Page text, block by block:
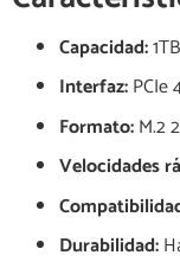
Capacidad:1TB
Interfaz:PCIe
Formato:M.2
Velocidades
Durabilidad: